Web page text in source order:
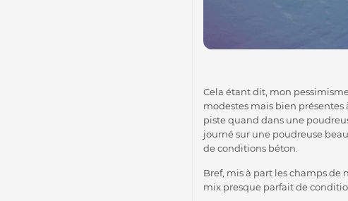
Cela étant dit, mon
modestes mais bien
piste quand dans une
journé sur une poudreuse
de conditions béton.
Bref, mis à part les champs de
mix presque parfait de